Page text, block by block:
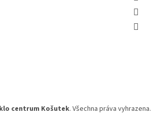
centrum Košutek. Všechna práva vyhrazena.